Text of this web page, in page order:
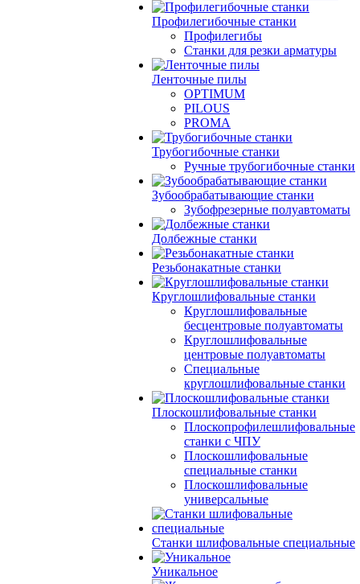
Профилегибочные станки
Профилегибы
Станки для резки арматуры
Ленточные пилы
OPTIMUM
PILOUS
PROMA
Трубогибочные станки
Ручные трубогибочные станки
Зубообрабатывающие станки
Зубофрезерные полуавтоматы
Долбежные станки
Резьбонакатные станки
Круглошлифовальные станки
Круглошлифовальные
бесцентровые полуавтоматы
Круглошлифовальные
центровые полуавтоматы
Специальные
круглошлифовальные станки
Плоскошлифовальные станки
Плоскопрофилешлифовальные
станки с ЧПУ
Плоскошлифовальные
специальные станки
Плоскошлифовальные
универсальные
Станки шлифовальные специальные
Уникальное